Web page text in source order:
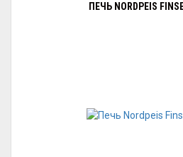
ПЕЧЬ NORDPEIS